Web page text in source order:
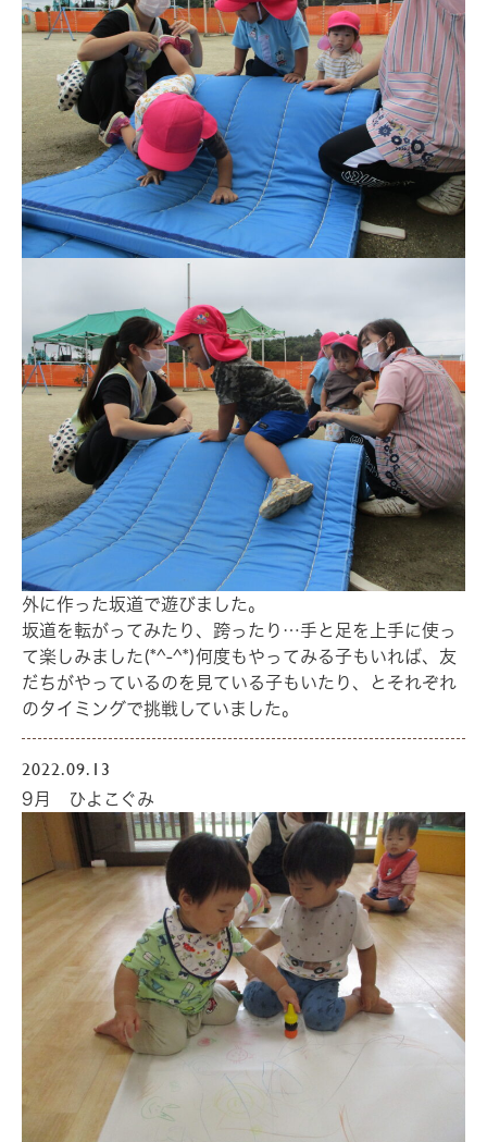
外に作った坂道で遊びました。
坂道を転がってみたり、跨ったり…手と足を上手に使っ
て楽しみました(*^-^*)何度もやってみる子もいれば、友
だちがやっているのを見ている子もいたり、とそれぞれ
のタイミングで挑戦していました。
2022.09.13
9月 ひよこぐみ